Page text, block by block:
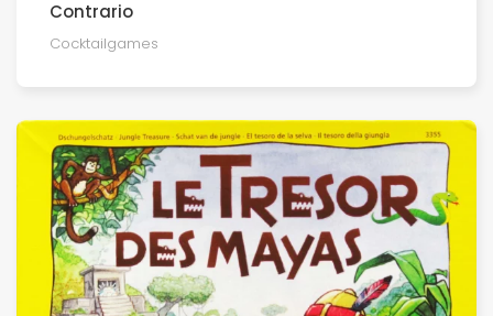
Contrario
Cocktailgames